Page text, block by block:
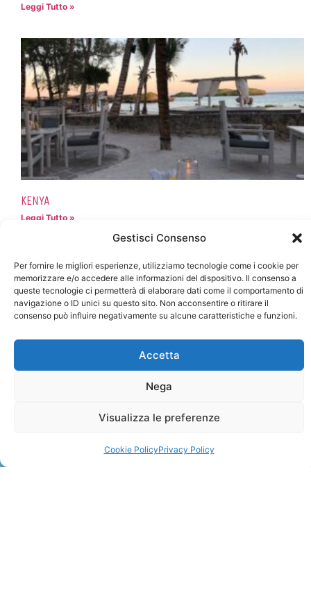
Gestisci Consenso
Per fornire le migliori esperienze, utilizziamo tecnologie come i cookie per
memorizzare e/o accedere alle informazioni del dispositivo. Il consenso a
queste tecnologie ci permetterà di elaborare dati come il comportamento di
navigazione o ID unici su questo sito. Non acconsentire o ritirare il
consenso può influire negativamente su alcune caratteristiche e funzioni.
Accetta
Nega
Visualizza le preferenze
Cookie PolicyPrivacy Policy
Leggi Tutto »
KENYA
Leggi Tutto »